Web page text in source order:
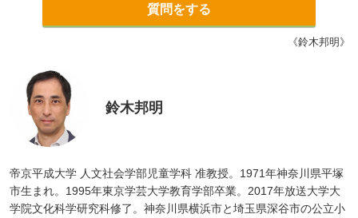
質問をする
《鈴木邦明》
鈴木邦明
帝京平成大学 人文社会学部児童学科 准教授。1971年神奈川県平塚
市生まれ。1995年東京学芸大学教育学部卒業。2017年放送大学大
学院文化科学研究科修了。神奈川県横浜市と埼玉県深谷市の公立小